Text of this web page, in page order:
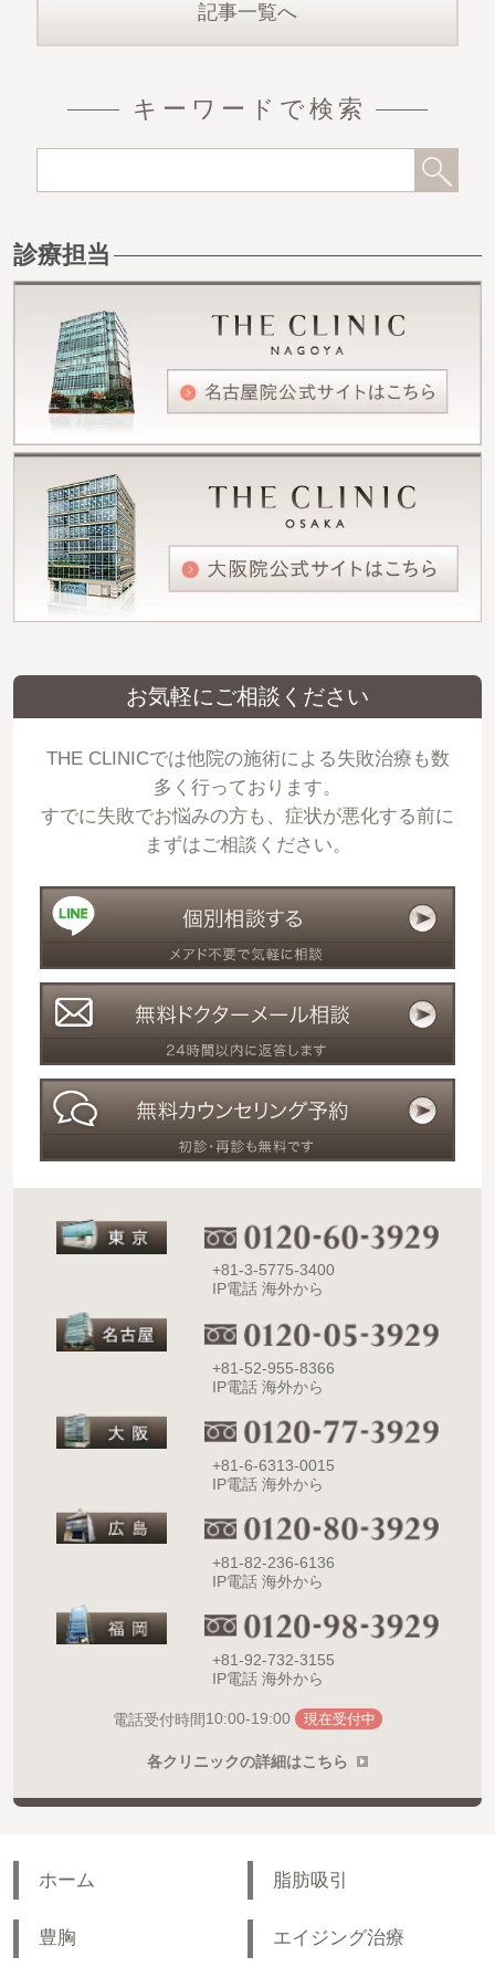
記事一覧へ
キーワードで検索
診療担当
お気軽にご相談ください
THE CLINICでは他院の施術による失敗治療も数
多く行っております。
すでに失敗でお悩みの方も、症状が悪化する前に
まずはご相談ください。
+81-3-5775-3400
IP電話 海外から
+81-52-955-8366
IP電話 海外から
+81-6-6313-0015
IP電話 海外から
+81-82-236-6136
IP電話 海外から
+81-92-732-3155
IP電話 海外から
電話受付時間10:00-19:00 現在受付中
各クリニックの詳細はこちら
ホーム 脂肪吸引
豊胸 エイジング治療